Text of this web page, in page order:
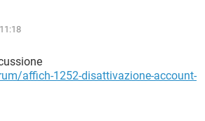
affich-1252-disattivazione-account-